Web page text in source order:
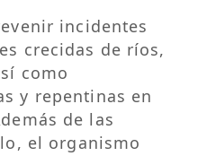
incidentes
crecidas de ríos,
como
y repentinas en
de las
el organismo